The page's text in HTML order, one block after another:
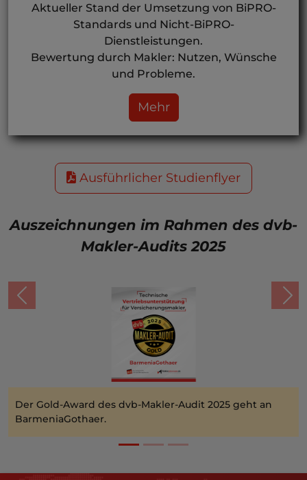
Aktueller Stand der Umsetzung von BiPRO-
Standards und Nicht-BiPRO-
Dienstleistungen.
Bewertung durch Makler: Nutzen, Wünsche
und Probleme.
Mehr
Ausführlicher Studienflyer
Auszeichnungen im Rahmen des dvb-
Makler-Audits 2025
Der Gold-Award des dvb-Makler-Audit 2025 geht an
BarmeniaGothaer.
Previous